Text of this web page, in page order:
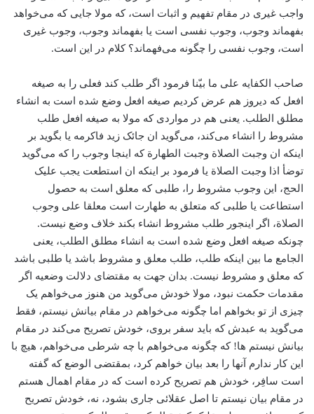
واجب غیری در مقام تفهیم و اثبات است، که مولا جایی که می‌خواهد
بفهماند وجوب، ‌وجوب نفسی است یا بفهماند وجوب، وجوب غیری
است، وجوب نفسی را چگونه می‌فهماند؟‌ کلام در این است.
صاحب الکفایه علی ما بیّنا فرمود اگر طلب کند فعلی را به صیغه
افعل که دیروز هم عرض کردیم صیغه افعل وضع شده است به انشاء
مطلق الطلب. یعنی هم در مواردی که مولا به صیغه افعل طلب
مشروط را انشاء می‌کند، می‌‌گوید ان جائک زید فاکرمه یا بگوید بر
اینکه ان وجبت الصلاة وجبت الطهارة که اینجا وجوب را که می‌گوید
توضأ اذا وجبت الصلاة یا فرمود بر اینکه ان استطعت یجب علیک
الحج، ‌این وجوب مشروط را، طلبی که معلق است به حصول
استطاعت یا طلبی که متعلق به طهارت است معلقا علی وجوب
الصلاة، اگر اینجور طلب مشروط انشاء بکند خلاف وضع نیست.
چونکه صیغه افعل وضع شده است به انشاء مطلق الطلب، یعنی
الجامع ما بین اینکه طلب، طلب معلق و مشروط باشد یا طلبی باشد
که معلق و مشروط نیست. بدان جهت به مقتضای دلالت وضعیه اگر
مقدمات حکمت نبود، مولا خودش می‌گوید من هنوز می‌خواهم یک
چیزی از تو بخواهم اما چگونه می‌خواهم در مقام بیانش نیستم، ‌فقط
می‌گوید به عبدش که باید سفر بروی، ‌خودش تصریح می‌کند در مقام
بیانش نیستم ها! که چگونه می‌خواهم با چه شرطی می‌خواهم، ‌هیچ با
این کار ندارم ‌آنها را بعد بیان خواهم کرد، بمقتضی الوضع که گفته
است سافِر، ‌خودش هم تصریح کرده است که در مقام اهمال هستم
در مقام بیان نیستم تا اصل عقلائی جاری بشود، ‌نه، ‌خودش تصریح